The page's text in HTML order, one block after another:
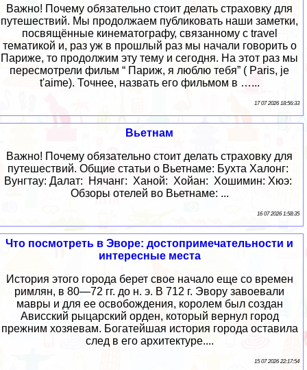
Важно! Почему обязательно стоит делать страховку для
путешествий. Мы продолжаем публиковать наши заметки,
посвящённые кинематографу, связанному с travel
тематикой и, раз уж в прошлый раз мы начали говорить о
Париже, то продолжим эту тему и сегодня. На этот раз мы
пересмотрели фильм “ Париж, я люблю тебя” ( Paris, je
t'aime). Точнее, назвать его фильмом в …...
17 07 2026 18:56:33
Вьетнам
Важно! Почему обязательно стоит делать страховку для
путешествий. Общие статьи о Вьетнаме: Бухта Халонг:
Вунгтау: Далат: Нячанг: Ханой: Хойан: Хошимин: Хюэ:
Обзоры отелей во Вьетнаме: ...
16 07 2026 1:58:35
Что посмотреть в Эворе: достопримечательности и
интересные места
История этого города берет свое начало еще со времен
римлян, в 80—72 гг. до н. э. В 712 г. Эвору завоевали
мавры и для ее освобождения, королем был создан
Ависский рыцарский орден, который вернул город
прежним хозяевам. Богатейшая история города оставила
след в его архитектуре....
15 07 2026 22:17:54